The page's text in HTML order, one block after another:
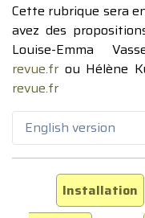
Cette rubrique sera
avez des
Louise-Emma
revue.fr ou Hélène
revue.fr
English version
Installation